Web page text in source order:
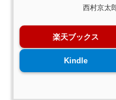
西村京太
楽天ブックス
Kindle